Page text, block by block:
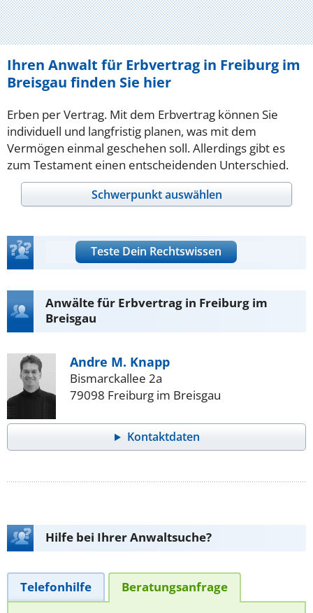
Ihren Anwalt für Erbvertrag in Freiburg im
Breisgau finden Sie hier
Erben per Vertrag. Mit dem Erbvertrag können Sie
individuell und langfristig planen, was mit dem
Vermögen einmal geschehen soll. Allerdings gibt es
zum Testament einen entscheidenden Unterschied.
Schwerpunkt auswählen
Teste Dein Rechtswissen
Anwälte für Erbvertrag in Freiburg im
Breisgau
Andre M. Knapp
Bismarckallee 2a
79098 Freiburg im Breisgau
Kontaktdaten
Hilfe bei Ihrer Anwaltsuche?
Telefonhilfe Beratungsanfrage